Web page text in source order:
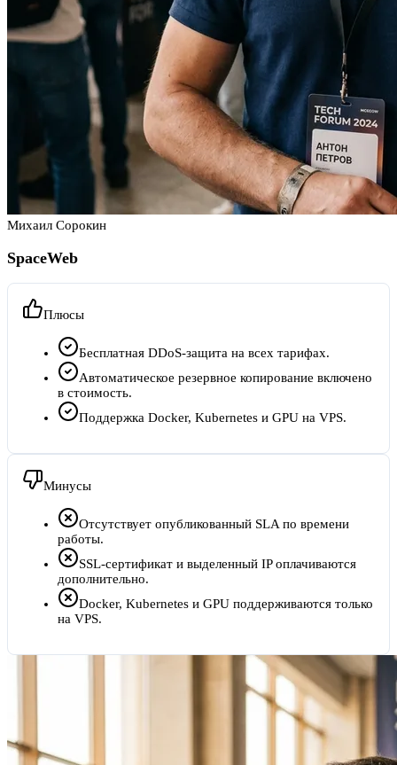
Михаил Сорокин
SpaceWeb
Плюсы
Бесплатная DDoS-защита на всех тарифах.
Автоматическое резервное копирование включено
в стоимость.
Поддержка Docker, Kubernetes и GPU на VPS.
Минусы
Отсутствует опубликованный SLA по времени
работы.
SSL-сертификат и выделенный IP оплачиваются
дополнительно.
Docker, Kubernetes и GPU поддерживаются только
на VPS.